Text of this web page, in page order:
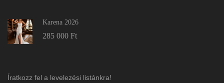
Karena 2026
285 000 Ft
Íratkozz fel a levelezési listánkra!